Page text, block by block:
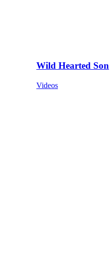
Wild Hearted Son
Videos